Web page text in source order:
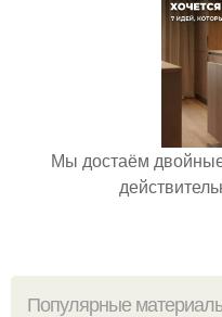
Мы достаём
Популярные